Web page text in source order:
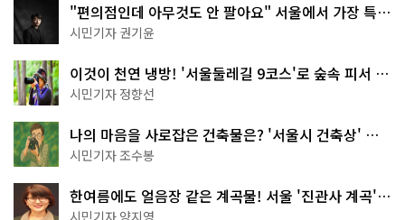
"편의점인데 아무것도 안 팔아요" 서울에서 가장 특별
한 편의점의 정체
시민기자 권기윤
이것이 천연 냉방! '서울둘레길 9코스'로 숲속 피서 떠
나볼까
시민기자 정향선
나의 마음을 사로잡은 건축물은? '서울시 건축상' 수
상작 공개!
시민기자 조수봉
한여름에도 얼음장 같은 계곡물! 서울 '진관사 계곡'이
천국이네~